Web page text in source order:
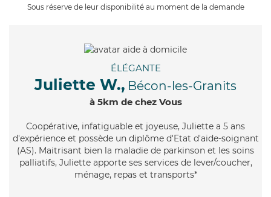
Sous réserve de leur disponibilité au moment de la demande
ÉLÉGANTE
Juliette W., Bécon-les-Granits
à 5km de chez Vous
Coopérative, infatiguable et joyeuse, Juliette a 5 ans
d'expérience et possède un diplôme d'Etat d'aide-soignant
(AS). Maitrisant bien la maladie de parkinson et les soins
palliatifs, Juliette apporte ses services de lever/coucher,
ménage, repas et transports*